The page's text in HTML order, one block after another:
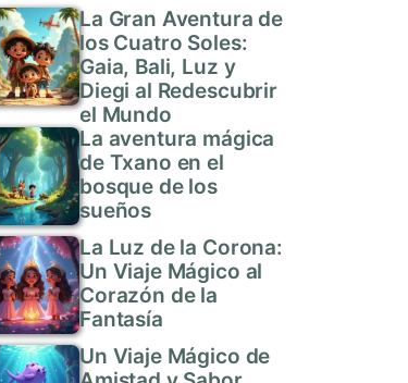
La Gran Aventura de
los Cuatro Soles:
Gaia, Bali, Luz y
Diegi al Redescubrir
el Mundo
La aventura mágica
de Txano en el
bosque de los
sueños
La Luz de la Corona:
Un Viaje Mágico al
Corazón de la
Fantasía
Un Viaje Mágico de